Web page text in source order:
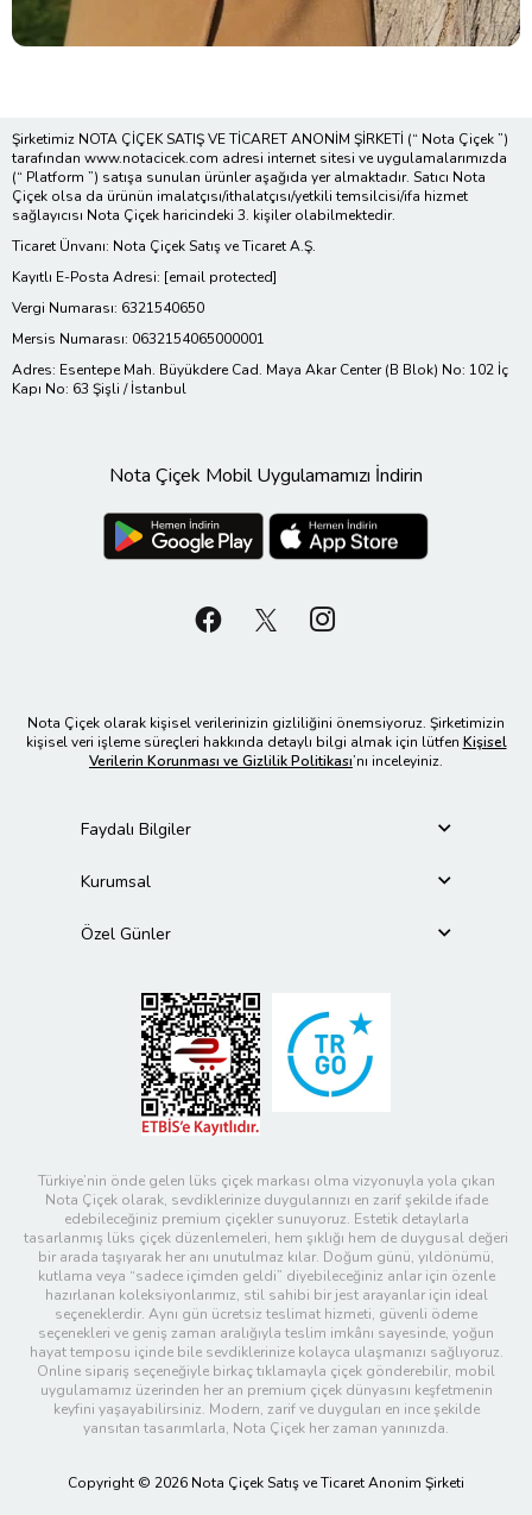
Şirketimiz NOTA ÇİÇEK SATIŞ VE TİCARET ANONİM ŞİRKETİ (“ Nota Çiçek ”)
tarafından www.notacicek.com adresi internet sitesi ve uygulamalarımızda
(“ Platform ”) satışa sunulan ürünler aşağıda yer almaktadır. Satıcı Nota
Çiçek olsa da ürünün imalatçısı/ithalatçısı/yetkili temsilcisi/ifa hizmet
sağlayıcısı Nota Çiçek haricindeki 3. kişiler olabilmektedir.
Ticaret Ünvanı: Nota Çiçek Satış ve Ticaret A.Ş.
Kayıtlı E-Posta Adresi: [email protected]
Vergi Numarası: 6321540650
Mersis Numarası: 0632154065000001
Adres: Esentepe Mah. Büyükdere Cad. Maya Akar Center (B Blok) No: 102 İç
Kapı No: 63 Şişli / İstanbul
Nota Çiçek Mobil Uygulamamızı İndirin
Nota Çiçek olarak kişisel verilerinizin gizliliğini önemsiyoruz. Şirketimizin
kişisel veri işleme süreçleri hakkında detaylı bilgi almak için lütfen Kişisel
Verilerin Korunması ve Gizlilik Politikası’nı inceleyiniz.
Faydalı Bilgiler
Kurumsal
Özel Günler
Türkiye’nin önde gelen lüks çiçek markası olma vizyonuyla yola çıkan
Nota Çiçek olarak, sevdiklerinize duygularınızı en zarif şekilde ifade
edebileceğiniz premium çiçekler sunuyoruz. Estetik detaylarla
tasarlanmış lüks çiçek düzenlemeleri, hem şıklığı hem de duygusal değeri
bir arada taşıyarak her anı unutulmaz kılar. Doğum günü, yıldönümü,
kutlama veya “sadece içimden geldi” diyebileceğiniz anlar için özenle
hazırlanan koleksiyonlarımız, stil sahibi bir jest arayanlar için ideal
seçeneklerdir. Aynı gün ücretsiz teslimat hizmeti, güvenli ödeme
seçenekleri ve geniş zaman aralığıyla teslim imkânı sayesinde, yoğun
hayat temposu içinde bile sevdiklerinize kolayca ulaşmanızı sağlıyoruz.
Online sipariş seçeneğiyle birkaç tıklamayla çiçek gönderebilir, mobil
uygulamamız üzerinden her an premium çiçek dünyasını keşfetmenin
keyfini yaşayabilirsiniz. Modern, zarif ve duyguları en ince şekilde
yansıtan tasarımlarla, Nota Çiçek her zaman yanınızda.
Copyright © 2026 Nota Çiçek Satış ve Ticaret Anonim Şirketi